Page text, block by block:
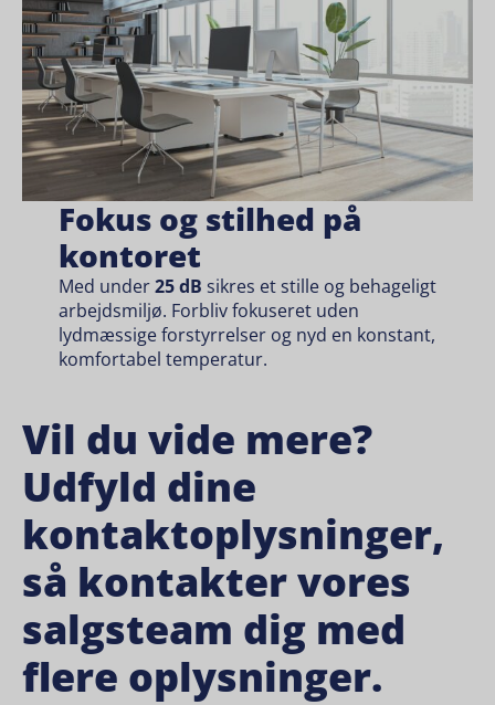
Fokus og stilhed på
kontoret
Med under25 dB sikres et stille og behageligt
arbejdsmiljø. Forbliv fokuseret uden
lydmæssige forstyrrelser og nyd en konstant,
komfortabel temperatur.
Vil du vide mere?
Udfyld dine
kontaktoplysninger,
så kontakter vores
salgsteam dig med
flere oplysninger.